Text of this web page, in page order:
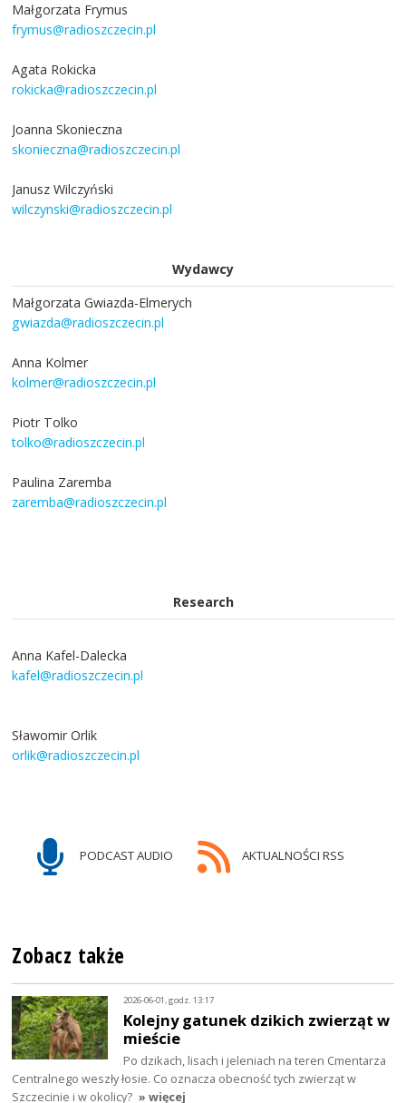
Małgorzata Frymus
frymus@radioszczecin.pl
Agata Rokicka
rokicka@radioszczecin.pl
Joanna Skonieczna
skonieczna@radioszczecin.pl
Janusz Wilczyński
wilczynski@radioszczecin.pl
Wydawcy
Małgorzata Gwiazda-Elmerych
gwiazda@radioszczecin.pl
Anna Kolmer
kolmer@radioszczecin.pl
Piotr Tolko
tolko@radioszczecin.pl
Paulina Zaremba
zaremba@radioszczecin.pl
Research
Anna Kafel-Dalecka
kafel@radioszczecin.pl
Sławomir Orlik
orlik@radioszczecin.pl
PODCAST AUDIO AKTUALNOŚCI RSS
Zobacz także
2026-06-01, godz. 13:17
Kolejny gatunek dzikich zwierząt w
mieście
Po dzikach, lisach i jeleniach na teren Cmentarza
Centralnego weszły łosie. Co oznacza obecność tych zwierząt w
Szczecinie i w okolicy? » więcej